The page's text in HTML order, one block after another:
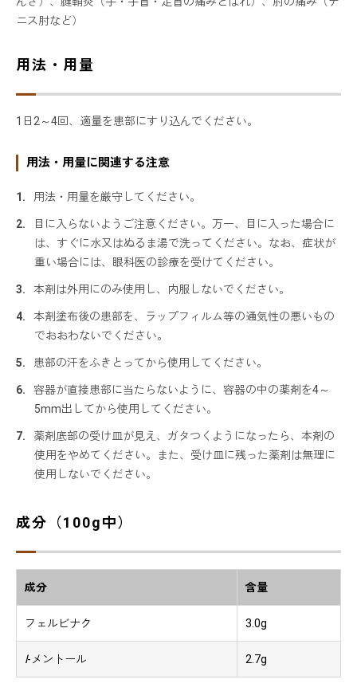
ニス肘など）
用法・用量
1日2～4回、適量を患部にすり込んでください。
用法・用量に関連する注意
用法・用量を厳守してください。
目に入らないようご注意ください。万一、目に入った場合に
は、すぐに水又はぬるま湯で洗ってください。なお、症状が
重い場合には、眼科医の診療を受けてください。
本剤は外用にのみ使用し、内服しないでください。
本剤塗布後の患部を、ラップフィルム等の通気性の悪いもの
でおおわないでください。
患部の汗をふきとってから使用してください。
容器が直接患部に当たらないように、容器の中の薬剤を4～
5mm出してから使用してください。
薬剤底部の受け皿が見え、ガタつくようになったら、本剤の
使用をやめてください。また、受け皿に残った薬剤は無理に
使用しないでください。
成分（100g中）
成分 含量
フェルビナク 3.0g
l-メントール 2.7g